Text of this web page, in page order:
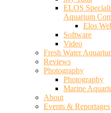
ELOS
Aquarium
Elos
Software
Video
Fresh Water
Reviews
Photography
Photography
Marine
About
Events & Reportages